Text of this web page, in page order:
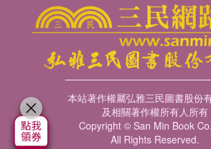
本站著作權屬弘雅三民圖書股份
及相關著作權所有人所有
Copyright © San Min Book
All Rights Reserved.